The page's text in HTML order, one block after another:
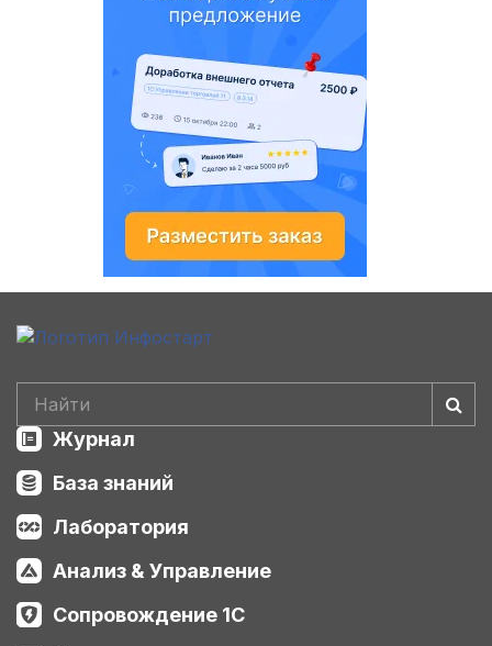
Журнал
База знаний
Лаборатория
Анализ & Управление
Сопровождение 1С